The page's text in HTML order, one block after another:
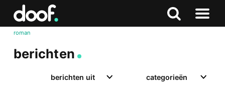
Zoeken
Naar
roman
berichten
berichten uit categorieën
Doof.nl
Zoeken